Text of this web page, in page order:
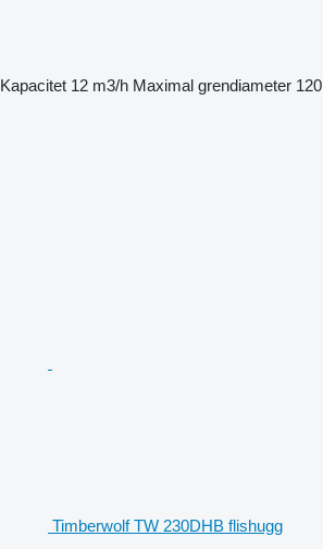
Kapacitet 12 m3/h Maximal grendiameter 120
Timberwolf TW 230DHB flishugg